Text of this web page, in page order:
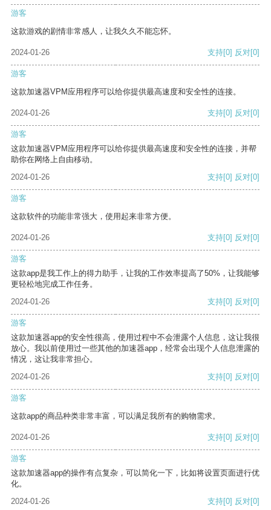
游客
这款游戏的剧情非常感人，让我久久不能忘怀。
2024-01-26 支持[0] 反对[0]
游客
这款加速器VPM应用程序可以给你提供最高速度和安全性的连接。
2024-01-26 支持[0] 反对[0]
游客
这款加速器VPM应用程序可以给你提供最高速度和安全性的连接，并帮
助你在网络上自由移动。
2024-01-26
支持[0] 反对[0]
游客
这款软件的功能非常强大，使用起来非常方便。
2024-01-26 支持[0] 反对[0]
游客
这款app是我工作上的得力助手，让我的工作效率提高了50%，让我能够
更轻松地完成工作任务。
2024-01-26
支持[0] 反对[0]
游客
这款加速器app的安全性很高，使用过程中不会泄露个人信息，这让我很
放心。我以前使用过一些其他的加速器app，经常会出现个人信息泄露的
情况，这让我非常担心。
2024-01-26
支持[0] 反对[0]
游客
这款app的商品种类非常丰富，可以满足我所有的购物需求。
2024-01-26 支持[0] 反对[0]
游客
这款加速器app的操作有点复杂，可以简化一下，比如将设置页面进行优
化。
2024-01-26
支持[0] 反对[0]